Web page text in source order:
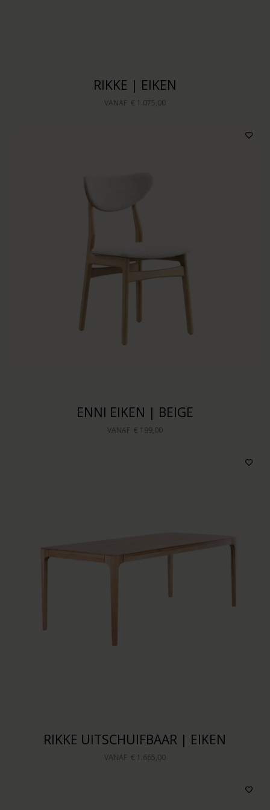
RIKKE | EIKEN
VANAF € 1.075,00
ENNI EIKEN | BEIGE
VANAF € 199,00
RIKKE UITSCHUIFBAAR | EIKEN
VANAF € 1.665,00